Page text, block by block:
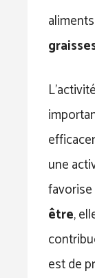
une
être,
est de